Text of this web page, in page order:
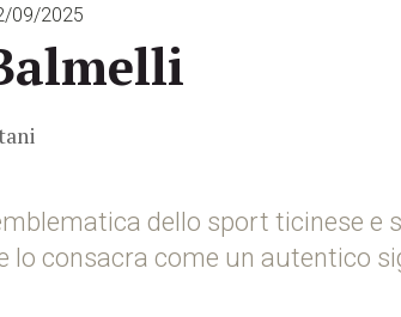
09/2025
dello sport ticinese e
lo consacra come un autentico